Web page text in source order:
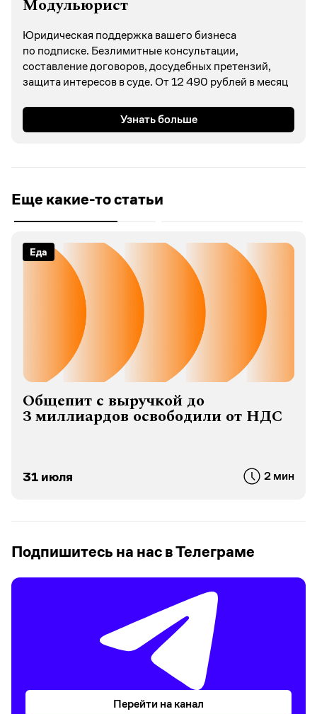
Модульюрист
Юридическая поддержка вашего бизнеса
по подписке. Безлимитные консультации,
составление договоров, досудебных претензий,
защита интересов в суде. От 12 490 рублей в месяц
Узнать больше
Еще какие-то статьи
Еда
Общепит с выручкой до
3 миллиардов освободили от НДС
31 июля 2 мин
Подпишитесь на нас в Телеграме
Перейти на канал